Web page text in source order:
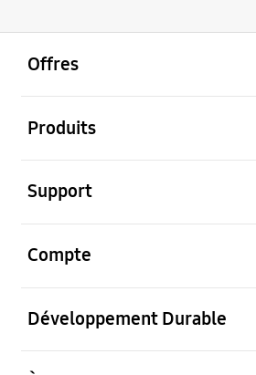
Offres
Produits
Support
Compte
Développement Durable